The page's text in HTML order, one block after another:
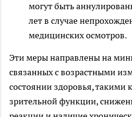
могут быть
лет в случае
медицинских осмотров.
Эти меры направлены на
связанных с возрастными
состоянии здоровья, такими
зрительной функции,